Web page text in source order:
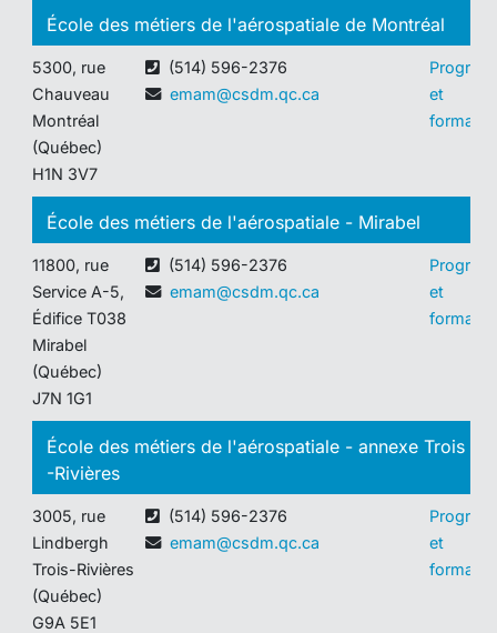
École des métiers de l'aérospatiale de Montréal
5300, rue
Chauveau
Montréal
(Québec)
H1N 3V7
(514) 596-2376
emam@csdm.qc.ca
et
École des métiers de l'aérospatiale - Mirabel
11800, rue
Service A-5,
Édifice T038
Mirabel
(Québec)
J7N 1G1
(514) 596-2376
emam@csdm.qc.ca
et
École des métiers de l'aérospatiale - annexe Trois
-Rivières
3005, rue
Lindbergh
Trois-Rivières
(Québec)
G9A 5E1
(514) 596-2376
emam@csdm.qc.ca
et